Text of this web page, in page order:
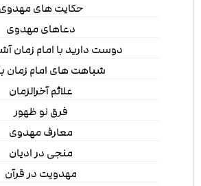
حکایت های مهدوی
دعاهای مهدوی
دوست دارید با امام زمان
شباهت های امام زمان به
علائم آخرالزمان
فرق نو ظهور
معارف مهدوی
منجی در ادیان
مهدویت در قرآن